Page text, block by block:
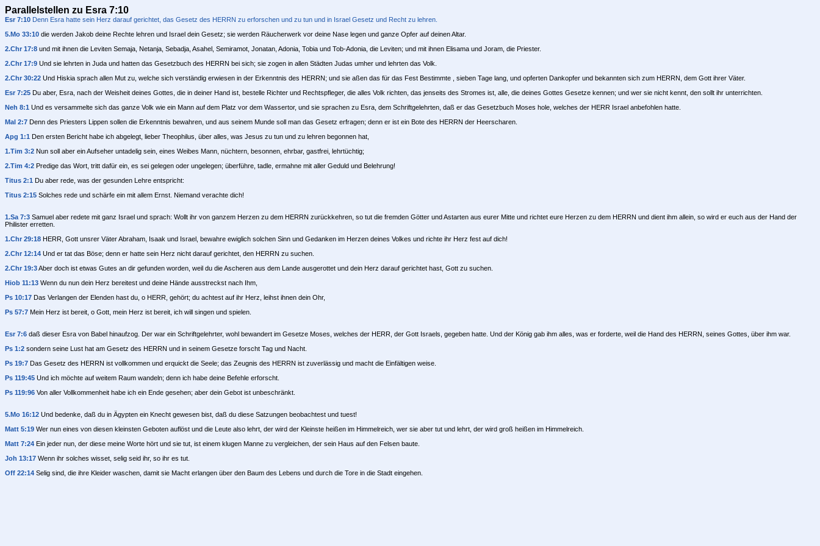
Parallelstellen zu Esra 7:10
Esr 7:10 Denn Esra hatte sein Herz darauf gerichtet, das Gesetz des HERRN zu erforschen und zu tun und in Israel Gesetz und Recht zu lehren.
5.Mo 33:10 die werden Jakob deine Rechte lehren und Israel dein Gesetz; sie werden Räucherwerk vor deine Nase legen und ganze Opfer auf deinen Altar.
2.Chr 17:8 und mit ihnen die Leviten Semaja, Netanja, Sebadja, Asahel, Semiramot, Jonatan, Adonia, Tobia und Tob-Adonia, die Leviten; und mit ihnen Elisama und Joram, die Priester.
2.Chr 17:9 Und sie lehrten in Juda und hatten das Gesetzbuch des HERRN bei sich; sie zogen in allen Städten Judas umher und lehrten das Volk.
2.Chr 30:22 Und Hiskia sprach allen Mut zu, welche sich verständig erwiesen in der Erkenntnis des HERRN; und sie aßen das für das Fest Bestimmte , sieben Tage lang, und opferten Dankopfer und bekannten sich zum HERRN, dem Gott ihrer Väter.
Esr 7:25 Du aber, Esra, nach der Weisheit deines Gottes, die in deiner Hand ist, bestelle Richter und Rechtspfleger, die alles Volk richten, das jenseits des Stromes ist, alle, die deines Gottes Gesetze kennen; und wer sie nicht kennt, den sollt ihr unterrichten.
Neh 8:1 Und es versammelte sich das ganze Volk wie ein Mann auf dem Platz vor dem Wassertor, und sie sprachen zu Esra, dem Schriftgelehrten, daß er das Gesetzbuch Moses hole, welches der HERR Israel anbefohlen hatte.
Mal 2:7 Denn des Priesters Lippen sollen die Erkenntnis bewahren, und aus seinem Munde soll man das Gesetz erfragen; denn er ist ein Bote des HERRN der Heerscharen.
Apg 1:1 Den ersten Bericht habe ich abgelegt, lieber Theophilus, über alles, was Jesus zu tun und zu lehren begonnen hat,
1.Tim 3:2 Nun soll aber ein Aufseher untadelig sein, eines Weibes Mann, nüchtern, besonnen, ehrbar, gastfrei, lehrtüchtig;
2.Tim 4:2 Predige das Wort, tritt dafür ein, es sei gelegen oder ungelegen; überführe, tadle, ermahne mit aller Geduld und Belehrung!
Titus 2:1 Du aber rede, was der gesunden Lehre entspricht:
Titus 2:15 Solches rede und schärfe ein mit allem Ernst. Niemand verachte dich!
1.Sa 7:3 Samuel aber redete mit ganz Israel und sprach: Wollt ihr von ganzem Herzen zu dem HERRN zurückkehren, so tut die fremden Götter und Astarten aus eurer Mitte und richtet eure Herzen zu dem HERRN und dient ihm allein, so wird er euch aus der Hand der
Philister erretten.
1.Chr 29:18 HERR, Gott unsrer Väter Abraham, Isaak und Israel, bewahre ewiglich solchen Sinn und Gedanken im Herzen deines Volkes und richte ihr Herz fest auf dich!
2.Chr 12:14 Und er tat das Böse; denn er hatte sein Herz nicht darauf gerichtet, den HERRN zu suchen.
2.Chr 19:3Aber doch ist etwas Gutes an dir gefunden worden, weil du die Ascheren aus dem Lande ausgerottet und dein Herz darauf gerichtet hast, Gott zu suchen.
Hiob 11:13 Wenn du nun dein Herz bereitest und deine Hände ausstreckst nach Ihm,
Ps 10:17 Das Verlangen der Elenden hast du, o HERR, gehört; du achtest auf ihr Herz, leihst ihnen dein Ohr,
Ps 57:7 Mein Herz ist bereit, o Gott, mein Herz ist bereit, ich will singen und spielen.
Esr 7:6 daß dieser Esra von Babel hinaufzog. Der war ein Schriftgelehrter, wohl bewandert im Gesetze Moses, welches der HERR, der Gott Israels, gegeben hatte. Und der König gab ihm alles, was er forderte, weil die Hand des HERRN, seines Gottes, über ihm war.
Ps 1:2 sondern seine Lust hat am Gesetz des HERRN und in seinem Gesetze forscht Tag und Nacht.
Ps 19:7 Das Gesetz des HERRN ist vollkommen und erquickt die Seele; das Zeugnis des HERRN ist zuverlässig und macht die Einfältigen weise.
Ps 119:45 Und ich möchte auf weitem Raum wandeln; denn ich habe deine Befehle erforscht.
Ps 119:96 Von aller Vollkommenheit habe ich ein Ende gesehen; aber dein Gebot ist unbeschränkt.
5.Mo 16:12 Und bedenke, daß du in Ägypten ein Knecht gewesen bist, daß du diese Satzungen beobachtest und tuest!
Matt 5:19 Wer nun eines von diesen kleinsten Geboten auflöst und die Leute also lehrt, der wird der Kleinste heißen im Himmelreich, wer sie aber tut und lehrt, der wird groß heißen im Himmelreich.
Matt 7:24 Ein jeder nun, der diese meine Worte hört und sie tut, ist einem klugen Manne zu vergleichen, der sein Haus auf den Felsen baute.
Joh 13:17 Wenn ihr solches wisset, selig seid ihr, so ihr es tut.
Off 22:14 Selig sind, die ihre Kleider waschen, damit sie Macht erlangen über den Baum des Lebens und durch die Tore in die Stadt eingehen.